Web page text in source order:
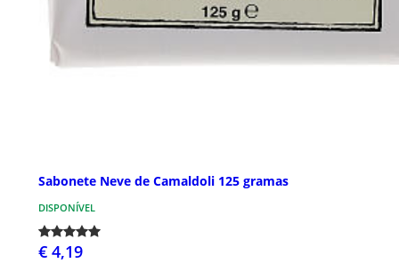
Sabonete Neve de Camaldoli 125 gramas
DISPONÍVEL
€ 4,19